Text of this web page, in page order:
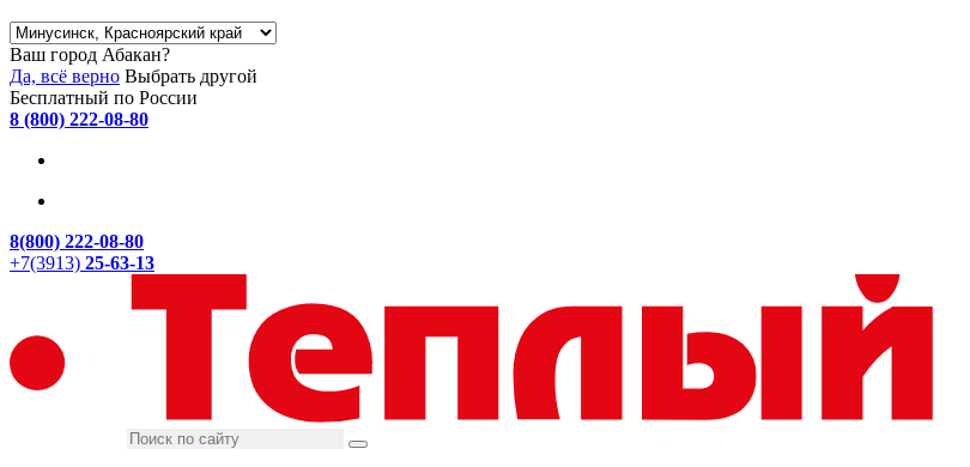
Ваш город Абакан?
Да, всё верно Выбрать другой
Бесплатный по России
8 (800) 222-08-80
8(800) 222-08-80
+7(3913) 25-63-13